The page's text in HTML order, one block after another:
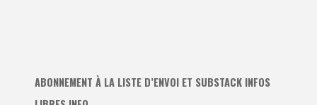
ABONNEMENT À LA LISTE D’ENVOI ET SUBSTACK INFOS